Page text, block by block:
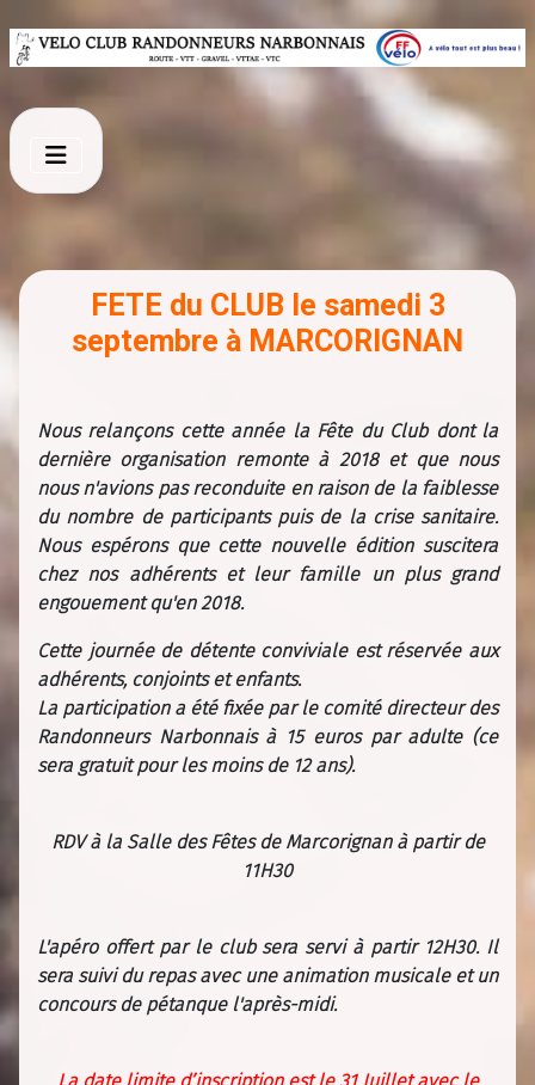
FETE du CLUB le samedi 3
septembre à MARCORIGNAN
Nous relançons cette année la Fête du Club dont la
dernière organisation remonte à 2018 et que nous
nous n'avions pas reconduite en raison de la faiblesse
du nombre de participants puis de la crise sanitaire.
Nous espérons que cette nouvelle édition suscitera
chez nos adhérents et leur famille un plus grand
engouement qu'en 2018.
Cette journée de détente conviviale est réservée aux
adhérents, conjoints et enfants.
La participation a été fixée par le comité directeur des
Randonneurs Narbonnais à 15 euros par adulte (ce
sera gratuit pour les moins de 12 ans).
RDV à la Salle des Fêtes de Marcorignan à partir de
11H30
L'apéro offert par le club sera servi à partir 12H30. Il
sera suivi du repas avec une animation musicale et un
concours de pétanque l'après-midi.